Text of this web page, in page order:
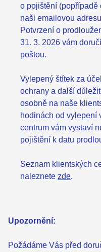
o pojištění (popřípadě
naši emailovou
Potvrzení o
31. 3. 2026 vám
poštou.
Vylepený štítek za
ochrany a další
osobně na naše
hodinách od vylepení
centrum vám vystaví
pojištění k datu
Seznam klientských
naleznete zde.
Upozornění:
Požádáme Vás před